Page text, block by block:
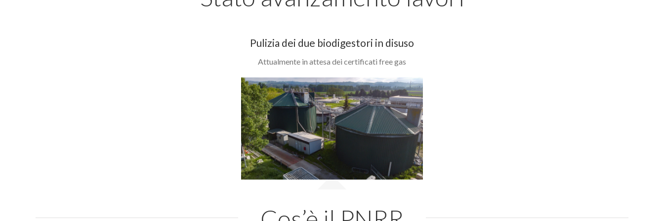
Pulizia dei due biodigestori in disuso
Attualmente in attesa dei certificati free gas